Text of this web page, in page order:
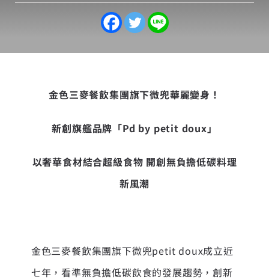
金色三麥餐飲集團旗下微兜華麗變身！
新創旗艦品牌 「Pd by petit doux」
以奢華食材結合超級食物 開創無負擔低碳料理
新風潮
金色三麥餐飲集團旗下微兜petit doux成立近
七年，看準無負擔低碳飲食的發展趨勢，創新